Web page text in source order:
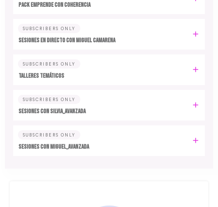
PACK EMPRENDE CON COHERENCIA
SUBSCRIBERS ONLY
SESIONES EN DIRECTO CON MIGUEL CAMARENA
SUBSCRIBERS ONLY
TALLERES TEMÁTICOS
SUBSCRIBERS ONLY
SESIONES CON SILVIA_AVANZADA
SUBSCRIBERS ONLY
SESIONES CON MIGUEL_AVANZADA